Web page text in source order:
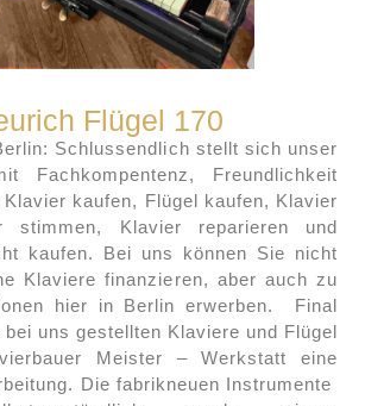
Flügel 170
Schlussendlich stellt sich unser
Fachkompentenz, Freundlichkeit
kaufen, Flügel kaufen, Klavier
stimmen, Klavier reparieren und
kaufen. Bei uns können Sie nicht
Klaviere finanzieren, aber auch zu
hier in Berlin erwerben. Final
uns gestellten Klaviere und Flügel
Meister – Werkstatt eine
Die fabrikneuen Instrumente